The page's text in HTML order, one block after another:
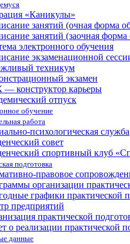
«Каникулы»
занятий (очная форма
занятий (заочная форма
электронного обучения
экзаменационной
техникум
экзамен
конструктор карьеры
отпуск
обучение
работа
психологическая служба
совет
спортивный клуб
подготовка
правовое
организации
графики практической
предприятий
практической
о реализации практической
данные